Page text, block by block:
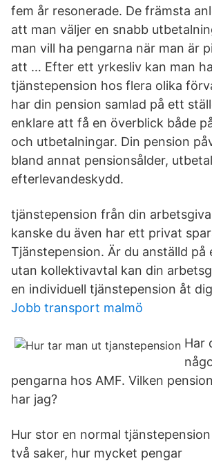
fem år resonerade. De främsta
att man väljer en snabb
man vill ha pengarna när man är
att … Efter ett yrkesliv kan man ha
tjänstepension hos flera olika
har din pension samlad på ett
enklare att få en överblick både
och utbetalningar. Din pension
bland annat pensionsålder,
efterlevandeskydd.
tjänstepension från din
kanske du även har ett privat
Tjänstepension. Är du anställd
utan kollektivavtal kan din
en individuell tjänstepension åt
Jobb transport malmö
Har
pengarna hos AMF. Vilken
har jag?
Hur stor en normal
två saker, hur mycket pengar